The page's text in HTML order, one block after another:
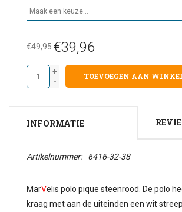
€49,95€39,96
+
-
TOEVOEGEN AAN
INFORMATIE
Artikelnummer: 6416-32-38
MarVelis polo pique steenrood. De polo
kraag met aan de uiteinden een wit